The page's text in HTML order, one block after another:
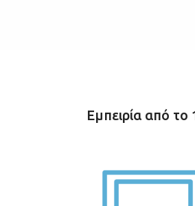
Εμπειρία από το